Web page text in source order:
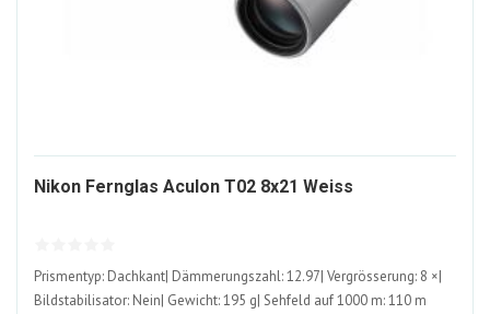
Nikon Fernglas Aculon T02 8x21 Weiss
Prismentyp: Dachkant| Dämmerungszahl: 12.97| Vergrösserung: 8 ×|
Bildstabilisator: Nein| Gewicht: 195 g| Sehfeld auf 1000 m: 110 m